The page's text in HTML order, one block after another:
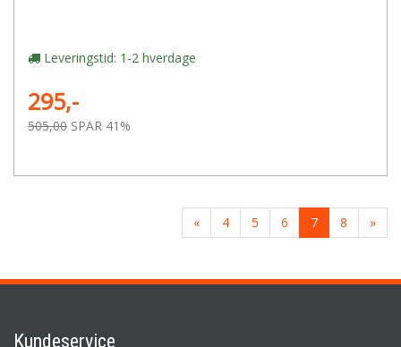
Leveringstid: 1-2 hverdage
295,-
505,00 SPAR 41%
« 4 5 6 7 8 »
Kundeservice